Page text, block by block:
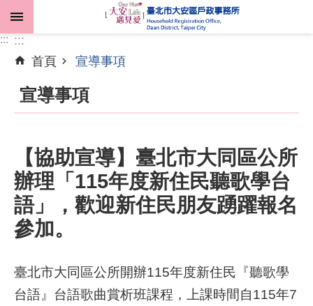
跳到主要內容區塊
進
搜
尋
機
關
介
紹
業
務
資
::: :::
首頁
宣導事項
宣導事項
【協助宣導】臺北市大同區公所
辦理「115年度新住民聽歌學台
語」，歡迎新住民朋友踴躍報名
參加。
臺北市大同區公所開辦115年度新住民『聽歌學
台語』台語歌曲賞析班課程，上課時間自115年7